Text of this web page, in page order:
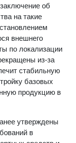
об
на такие
внешнего
по локализации
из-за
стабильную
базовых
продукцию в
утверждены
в